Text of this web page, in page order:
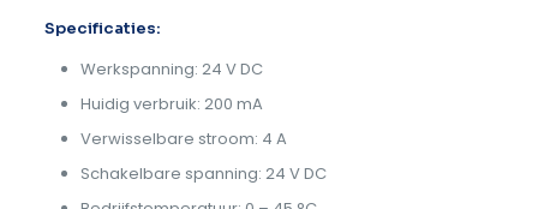
Specificaties:
Werkspanning: 24 V DC
Huidig verbruik: 200 mA
Verwisselbare stroom: 4 A
Schakelbare spanning: 24 V DC